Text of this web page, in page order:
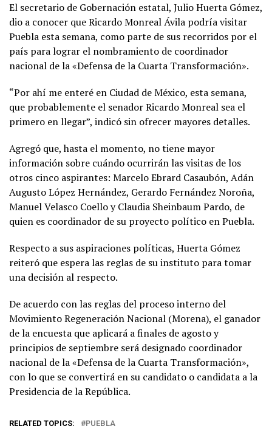
El secretario de Gobernación estatal, Julio Huerta Gómez,
dio a conocer que Ricardo Monreal Ávila podría visitar
Puebla esta semana, como parte de sus recorridos por el
país para lograr el nombramiento de coordinador
nacional de la «Defensa de la Cuarta Transformación».
“Por ahí me enteré en Ciudad de México, esta semana,
que probablemente el senador Ricardo Monreal sea el
primero en llegar”, indicó sin ofrecer mayores detalles.
Agregó que, hasta el momento, no tiene mayor
información sobre cuándo ocurrirán las visitas de los
otros cinco aspirantes: Marcelo Ebrard Casaubón, Adán
Augusto López Hernández, Gerardo Fernández Noroña,
Manuel Velasco Coello y Claudia Sheinbaum Pardo, de
quien es coordinador de su proyecto político en Puebla.
Respecto a sus aspiraciones políticas, Huerta Gómez
reiteró que espera las reglas de su instituto para tomar
una decisión al respecto.
De acuerdo con las reglas del proceso interno del
Movimiento Regeneración Nacional (Morena), el ganador
de la encuesta que aplicará a finales de agosto y
principios de septiembre será designado coordinador
nacional de la «Defensa de la Cuarta Transformación»,
con lo que se convertirá en su candidato o candidata a la
Presidencia de la República.
RELATED TOPICS: PUEBLA